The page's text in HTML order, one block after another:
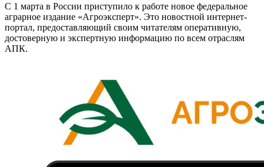
С 1 марта в России приступило к работе новое федеральное
аграрное издание «Агроэксперт». Это новостной интернет-
портал, предоставляющий своим читателям оперативную,
достоверную и экспертную информацию по всем отраслям
АПК.